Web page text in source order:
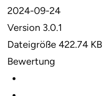
2024-09-24
Version 3.0.1
Dateigröße 422.74 KB
Bewertung